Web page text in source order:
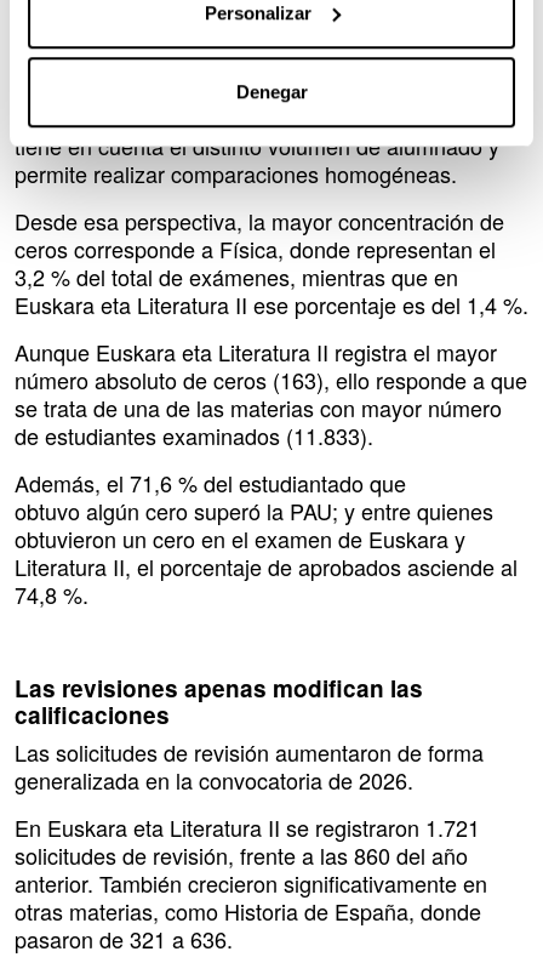
Personalizar
Denegar
En relación con las calificaciones de cero, la
universidad ha explicado que el dato realmente
relevante es el porcentaje sobre el total de
exámenes de cada materia, ya que es el único que
tiene en cuenta el distinto volumen de alumnado y
permite realizar comparaciones homogéneas.
Desde esa perspectiva, la mayor concentración de
ceros corresponde a Física, donde representan el
3,2 % del total de exámenes, mientras que en
Euskara eta Literatura II ese porcentaje es del 1,4 %.
Aunque Euskara eta Literatura II registra el mayor
número absoluto de ceros (163), ello responde a que
se trata de una de las materias con mayor número
de estudiantes examinados (11.833).
Además, el 71,6 % del estudiantado que
obtuvo algún cero superó la PAU; y entre quienes
obtuvieron un cero en el examen de Euskara y
Literatura II, el porcentaje de aprobados asciende al
74,8 %.
Las revisiones apenas modifican las
calificaciones
Las solicitudes de revisión aumentaron de forma
generalizada en la convocatoria de 2026.
En Euskara eta Literatura II se registraron 1.721
solicitudes de revisión, frente a las 860 del año
anterior. También crecieron significativamente en
otras materias, como Historia de España, donde
pasaron de 321 a 636.